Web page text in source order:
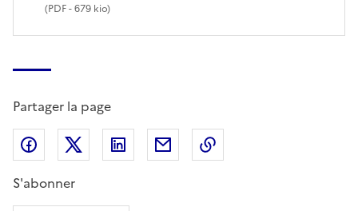
(PDF- 679 kio)
Partager la page
Partager sur Facebook
Partager sur X (anciennement Twitter)
Partager sur LinkedIn
Partager par email
S'abonner